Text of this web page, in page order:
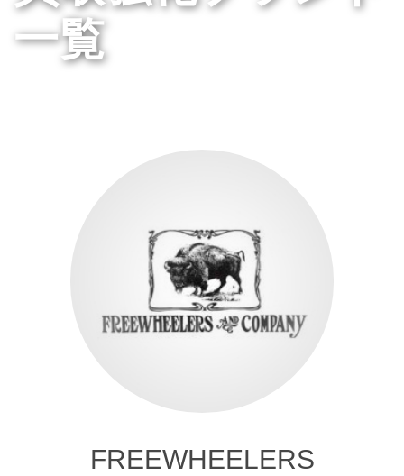
一覧
FREEWHEELERS